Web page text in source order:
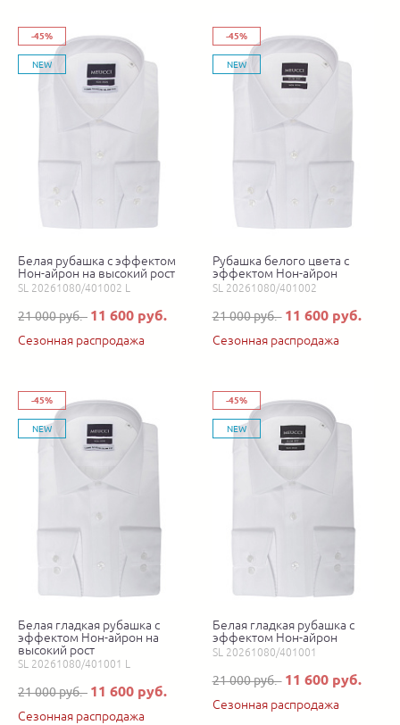
-45%
NEW
Белая рубашка с эффектом
Нон-айрон на высокий рост
SL 20261080/401002 L
21 000 руб. 11 600 руб.
Сезонная распродажа
-45%
NEW
Рубашка белого цвета с
эффектом Нон-айрон
SL 20261080/401002
21 000 руб. 11 600 руб.
Сезонная распродажа
-45%
NEW
Белая гладкая рубашка с
эффектом Нон-айрон на
высокий рост
SL 20261080/401001 L
21 000 руб. 11 600 руб.
Сезонная распродажа
-45%
NEW
Белая гладкая рубашка с
эффектом Нон-айрон
SL 20261080/401001
21 000 руб. 11 600 руб.
Сезонная распродажа